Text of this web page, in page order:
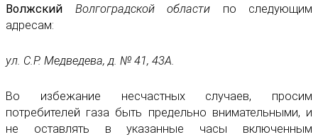
Волжский Волгоградской области по следующим
адресам:
ул. С.Р. Медведева, д. № 41, 43А.
Во избежание несчастных случаев, просим
потребителей газа быть предельно внимательными, и
не оставлять в указанные часы включенным